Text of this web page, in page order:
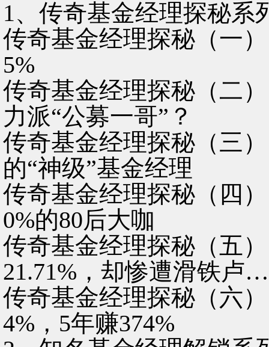
1、传奇基金经理探秘系
传奇基金经理探秘（一
5%
传奇基金经理探秘（二
力派“公募一哥”？
传奇基金经理探秘（三
的“神级”基金经理
传奇基金经理探秘（四
0%的80后大咖
传奇基金经理探秘（五
21.71%，却惨遭滑铁
传奇基金经理探秘（六
4%，5年赚374%